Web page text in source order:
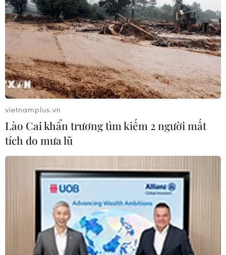
Jetstar Pacific mở đường bay thẳng 'nối' Đà Nẵng
và Cao Hùng
10/08/2019 10:49
Theo đại diện Jetstar Pacific, đã có trên 300 hành khách cất cánh trong ngày
đầu tiên khai trương đường bay mới Đà Nẵng-Cao Hùng bằng máy bay
Airbus A320s.
Máy bay lớn nhất Việt Nam gia nhập đội bay của
Vietnam Airlines
17/08/2019 01:01
vietnamplus.vn
Lào Cai khẩn trương tìm kiếm 2 người mất
tích do mưa lũ